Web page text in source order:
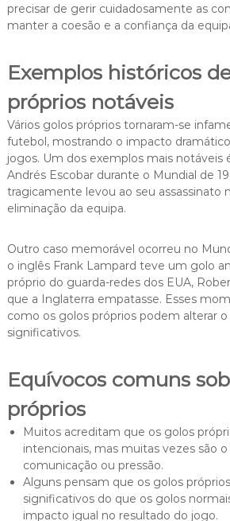
precisar de gerir cuidadosamente as
manter a coesão e a confiança da
Exemplos históricos
próprios notáveis
Vários golos próprios tornaram-se
futebol, mostrando o impacto
jogos. Um dos exemplos mais notáveis
Andrés Escobar durante o Mundial de
tragicamente levou ao seu assassinato
eliminação da equipa.
Outro caso memorável ocorreu no
o inglês Frank Lampard teve um golo
próprio do guarda-redes dos EUA,
que a Inglaterra empatasse. Esses
como os golos próprios podem alterar
significativos.
Equívocos comuns
próprios
Muitos acreditam que os golos
intencionais, mas muitas vezes são
comunicação ou pressão.
Alguns pensam que os golos
significativos do que os golos
impacto igual no resultado do jogo.